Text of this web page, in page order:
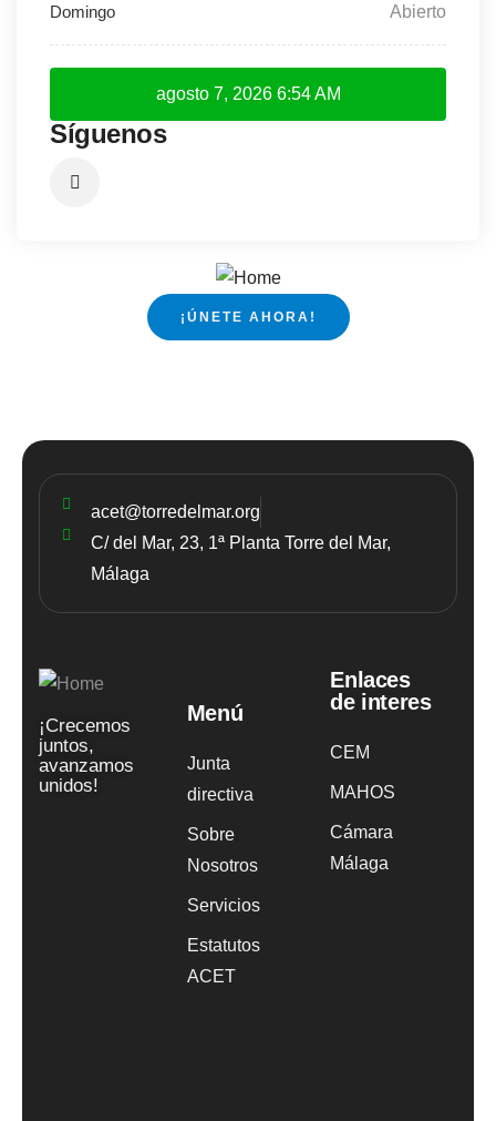
Abierto
agosto 7, 2026 6:54 AM
Síguenos
¡ÚNETE AHORA!
acet@torredelmar.org
C/ del Mar, 23, 1ª Planta Torre del Mar,
Málaga
¡Crecemos
juntos,
avanzamos
unidos!
Menú
Junta
directiva
Sobre
Nosotros
Servicios
Estatutos
ACET
Enlaces
de interes
CEM
MAHOS
Cámara
Málaga